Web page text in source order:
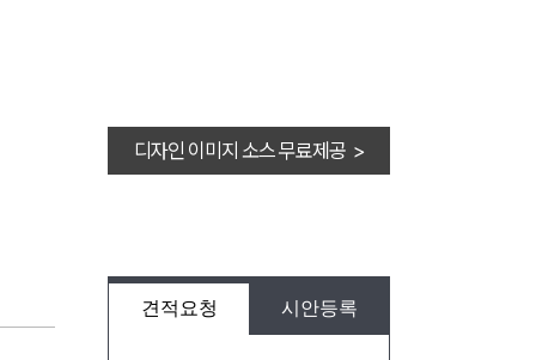
디자인 이미지 소스 무료제공 >
견적요청 시안등록